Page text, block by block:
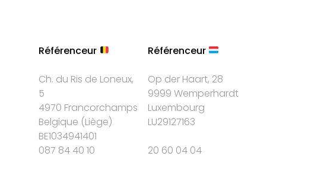
Référenceur
Ch. du Ris de Loneux,
5
4970 Francorchamps
Belgique (Liège)
BE1034941401
087 84 40 10
Référenceur
Op der Haart, 28
9999 Wemperhardt
Luxembourg
LU29127163
20 60 04 04